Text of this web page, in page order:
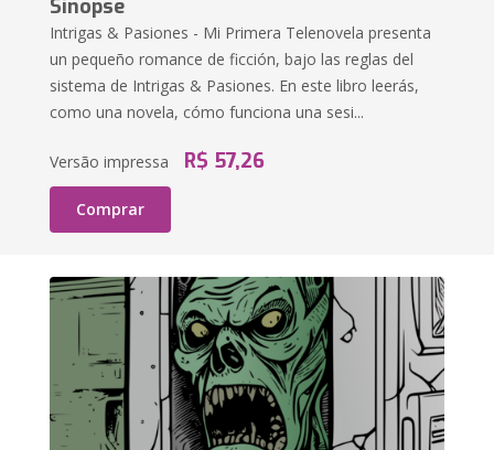
Sinopse
Intrigas & Pasiones - Mi Primera Telenovela presenta
un pequeño romance de ficción, bajo las reglas del
sistema de Intrigas & Pasiones. En este libro leerás,
como una novela, cómo funciona una sesi...
Versão impressa R$ 57,26
Comprar